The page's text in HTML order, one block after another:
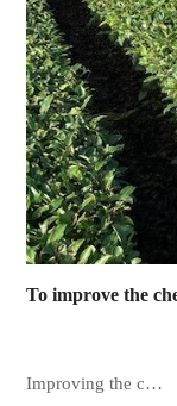
To improve the
Improving the c…